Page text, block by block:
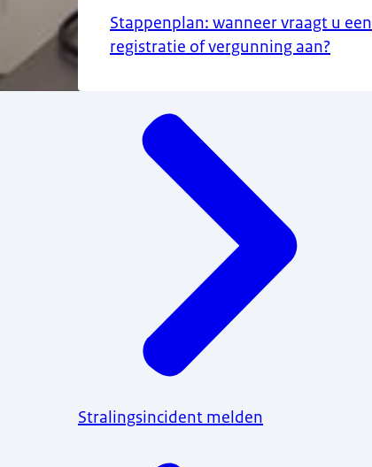
Stappenplan: wanneer vraagt u een
registratie of vergunning aan?
Stralingsincident melden